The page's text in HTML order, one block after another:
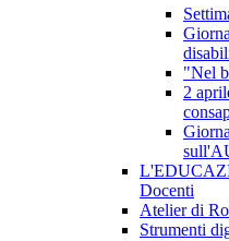
"Nel
2
Docenti
Atelier di
Strumenti